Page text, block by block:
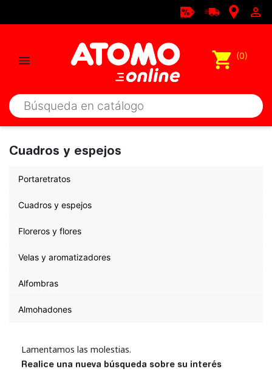

 shopping_cart (0)
Cuadros y espejos
Portaretratos
Cuadros y espejos
Floreros y flores
Velas y aromatizadores
Alfombras
Almohadones
Lamentamos las molestias.
Realice una nueva búsqueda sobre su interés